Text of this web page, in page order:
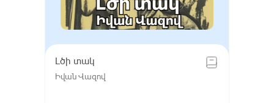
Լծի տակ
Իվան Վազով